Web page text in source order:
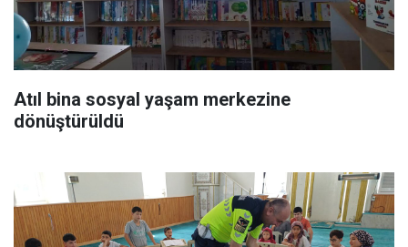
Atıl bina sosyal yaşam merkezine
dönüştürüldü